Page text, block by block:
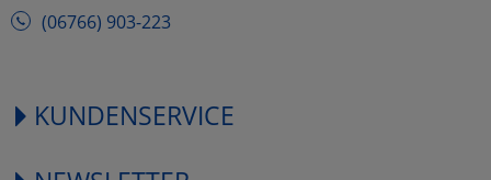
(06766) 903-223
KUNDENSERVICE